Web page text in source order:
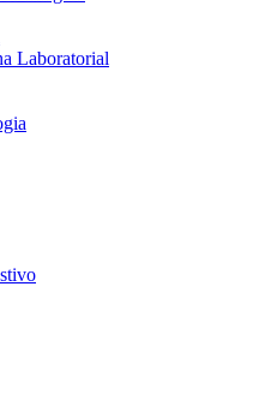
Laboratorial